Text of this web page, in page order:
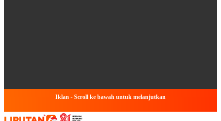
Iklan - Scroll ke bawah untuk melanjutkan